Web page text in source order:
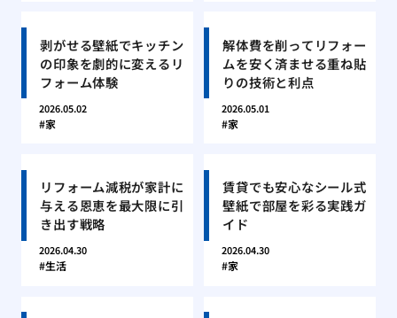
剥がせる壁紙でキッチン
の印象を劇的に変えるリ
フォーム体験
2026.05.02
家
解体費を削ってリフォー
ムを安く済ませる重ね貼
りの技術と利点
2026.05.01
家
リフォーム減税が家計に
与える恩恵を最大限に引
き出す戦略
2026.04.30
生活
賃貸でも安心なシール式
壁紙で部屋を彩る実践ガ
イド
2026.04.30
家